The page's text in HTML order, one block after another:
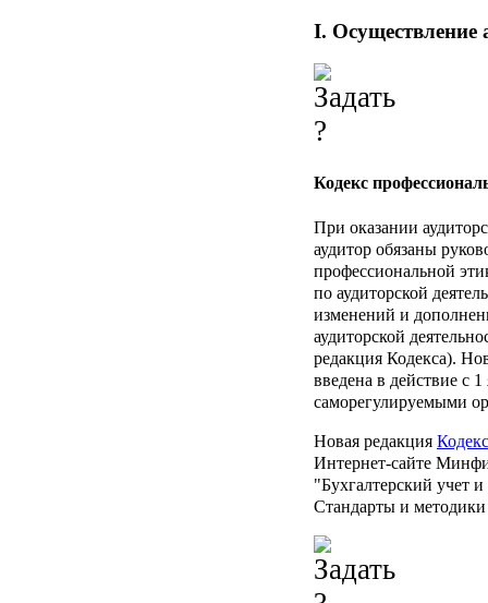
I. Осуществление
Кодекс
При оказании
аудитор обязаны
профессиональной
по аудиторской
изменений и
аудиторской
редакция Кодекса).
введена в действие с
саморегулируемыми
Новая редакция
Интернет-сайте
"Бухгалтерский учет и
Стандарты и